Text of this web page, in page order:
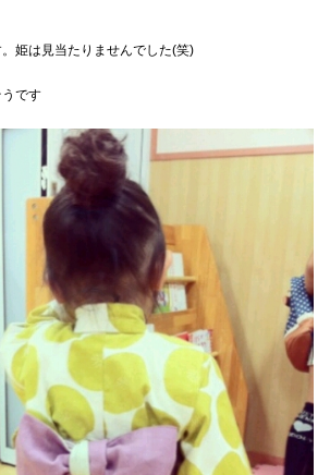
姫は見当たりませんでした(笑)
です